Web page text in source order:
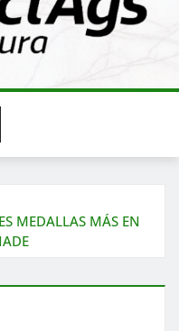
MEDALLAS MÁS EN